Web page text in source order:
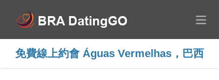
免費線上約會 Águas Vermelhas，巴西